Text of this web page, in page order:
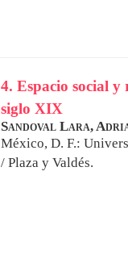
4. Espacio social y
siglo XIX
Sandoval Lara,
México, D. F.:
/ Plaza y Valdés.